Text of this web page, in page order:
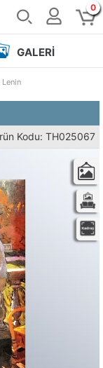
0
GALERI
Lenin
Kodu: TH025067